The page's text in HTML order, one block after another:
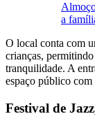
a
O local conta com
crianças,
tranquilidade. A
espaço público com
Festival de